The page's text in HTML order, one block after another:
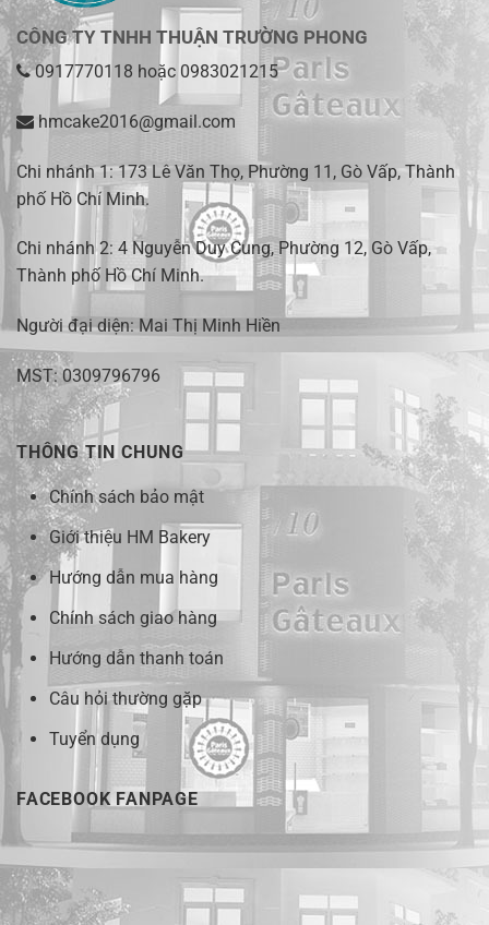
CÔNG TY TNHH THUẬN TRƯỜNG PHONG
0917770118 hoặc 0983021215
hmcake2016@gmail.com
Chi nhánh 1:173 Lê Văn Thọ, Phường 11, Gò Vấp, Thành
phố Hồ Chí Minh.
Chi nhánh 2: 4 Nguyễn Duy Cung, Phường 12, Gò Vấp,
Thành phố Hồ Chí Minh.
Người đại diện: Mai Thị Minh Hiền
MST: 0309796796
THÔNG TIN CHUNG
Chính sách bảo mật
Giới thiệu HM Bakery
Hướng dẫn mua hàng
Chính sách giao hàng
Hướng dẫn thanh toán
Câu hỏi thường gặp
Tuyển dụng
FACEBOOK FANPAGE